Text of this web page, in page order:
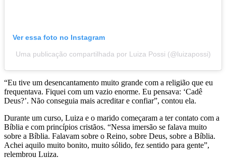
Ver essa foto no Instagram
Uma publicação compartilhada por Luiza Possi (@luizapossi)
“Eu tive um desencantamento muito grande com a religião que eu
frequentava. Fiquei com um vazio enorme. Eu pensava: ‘Cadê
Deus?’. Não conseguia mais acreditar e confiar”, contou ela.
Durante um curso, Luiza e o marido começaram a ter contato com a
Bíblia e com princípios cristãos. “Nessa imersão se falava muito
sobre a Bíblia. Falavam sobre o Reino, sobre Deus, sobre a Bíblia.
Achei aquilo muito bonito, muito sólido, fez sentido para gente”,
relembrou Luiza.